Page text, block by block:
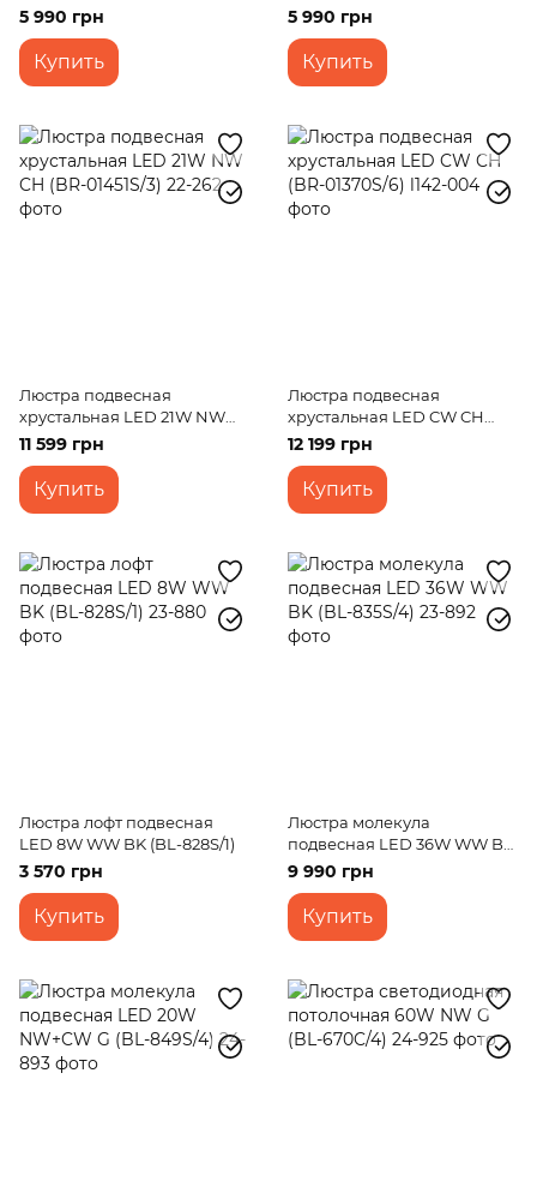
(BCL-481S/24)
5 990 грн
Купить
(BCL-482S/24)
5 990 грн
Купить
Люстра подвесная
хрустальная LED 21W NW
CH (BR-01451S/3)
11 599 грн
Купить
Люстра подвесная
хрустальная LED CW CH
(BR-01370S/6)
12 199 грн
Купить
Люстра лофт подвесная
LED 8W WW BK (BL-828S/1)
3 570 грн
Купить
Люстра молекула
подвесная LED 36W WW BK
(BL-835S/4)
9 990 грн
Купить